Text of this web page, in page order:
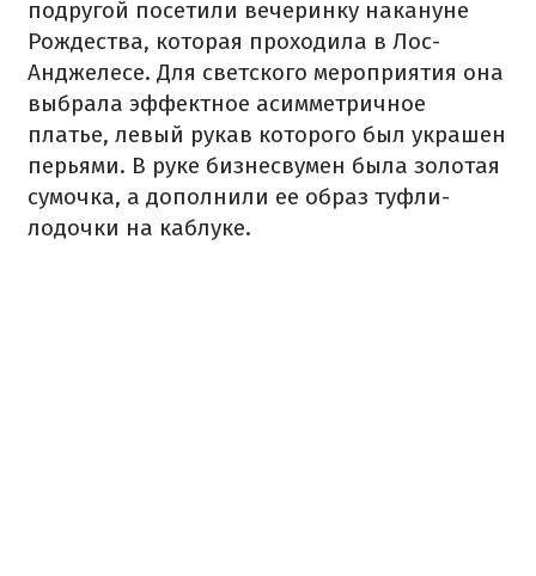
подругой посетили вечеринку накануне
Рождества, которая проходила в Лос-
Анджелесе. Для светского мероприятия она
выбрала эффектное асимметричное
платье, левый рукав которого был украшен
перьями. В руке бизнесвумен была золотая
сумочка, а дополнили ее образ туфли-
лодочки на каблуке.